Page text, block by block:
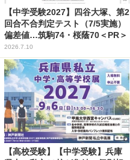
【中学受験2027】四谷大塚、第2
回合不合判定テスト（7/5実施）
偏差値…筑駒74・桜蔭70＜PR＞
2026.7.10
【高校受験】【中学受験】兵庫